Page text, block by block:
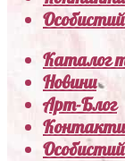
Каталог
Новини
Арт-Блог
Контакти